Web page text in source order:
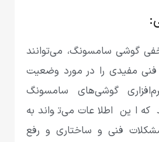
گوشی سامسونگ، می‌توانند
فنی مفیدی را در مورد وضعیت
گوشی‌های سامسونگ
که این اطلاعات می‌تواند به
فنی و ساختاری و رفع